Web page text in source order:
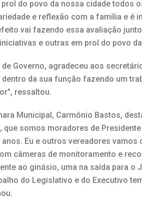
do povo da nossa cidade todos
e reflexão com a família e é
vai fazendo essa avaliação
e outras em prol do povo
Governo, agradeceu aos
dentro da sua função fazendo um
ressaltou.
Municipal, Carmônio Bastos,
que somos moradores de
Eu e outros vereadores vamos
câmeras de monitoramento e
ao ginásio, uma na saída para o
do Legislativo e do Executivo